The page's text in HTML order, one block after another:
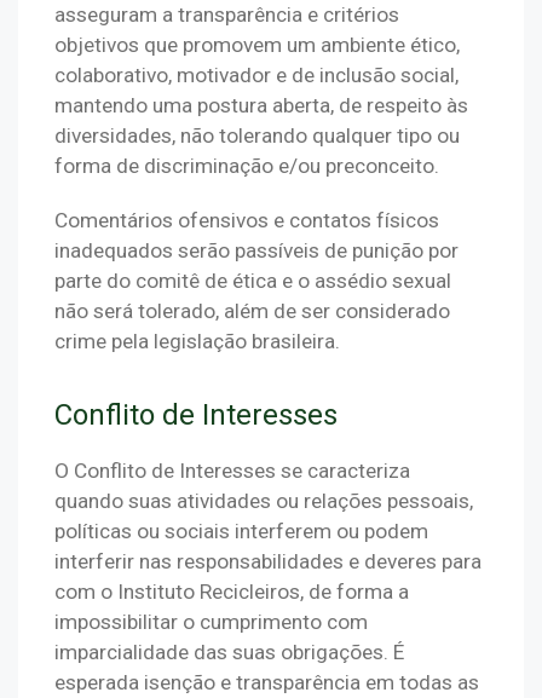
asseguram a transparência e critérios
objetivos que promovem um ambiente ético,
colaborativo, motivador e de inclusão social,
mantendo uma postura aberta, de respeito às
diversidades, não tolerando qualquer tipo ou
forma de discriminação e/ou preconceito.
Comentários ofensivos e contatos físicos
inadequados serão passíveis de punição por
parte do comitê de ética e o assédio sexual
não será tolerado, além de ser considerado
crime pela legislação brasileira.
Conflito de Interesses
O Conflito de Interesses se caracteriza
quando suas atividades ou relações pessoais,
políticas ou sociais interferem ou podem
interferir nas responsabilidades e deveres para
com o Instituto Recicleiros, de forma a
impossibilitar o cumprimento com
imparcialidade das suas obrigações. É
esperada isenção e transparência em todas as